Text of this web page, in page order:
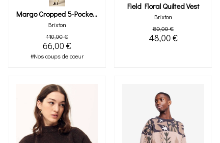
Margo Cropped 5-Pocket Pant (floral)
Brixton
110,00 €
66,00 €
#Nos coups de coeur
Field Floral Quilted Vest
Brixton
80,00 €
48,00 €